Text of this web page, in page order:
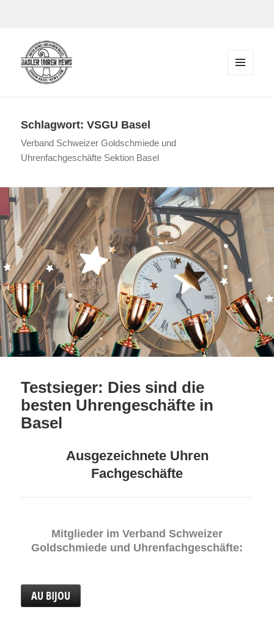
Schlagwort:VSGU Basel
Verband Schweizer Goldschmiede und
Uhrenfachgeschäfte Sektion Basel
Testsieger: Dies sind die
besten Uhrengeschäfte in
Basel
Ausgezeichnete Uhren
Fachgeschäfte
Mitglieder im Verband Schweizer
Goldschmiede und Uhrenfachgeschäfte:
AU BIJOU